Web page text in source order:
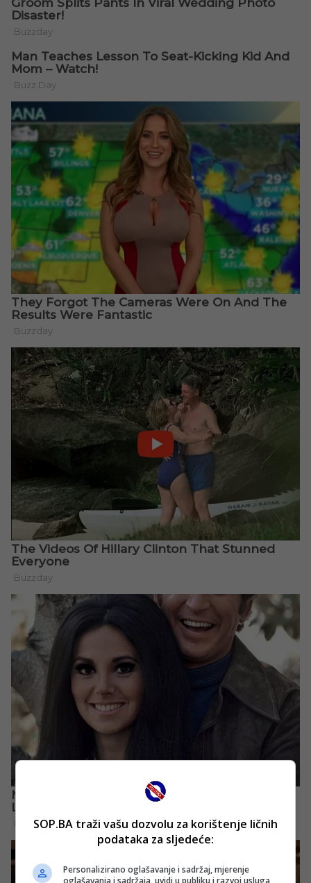
SOP.BA traži vašu dozvolu za korištenje ličnih
podataka za sljedeće:
Personalizirano oglašavanje i sadržaj, mjerenje
oglašavanja i sadržaja, uvidi u publiku i razvoj usluga